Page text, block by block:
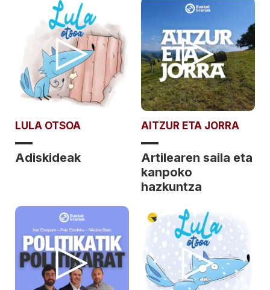
LULA OTSOA
Adiskideak
AITZUR ETA JORRA
Artilearen saila eta
kanpoko
hazkuntza